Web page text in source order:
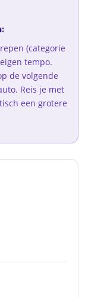
(categorie
tempo.
de volgende
Reis je met
een grotere